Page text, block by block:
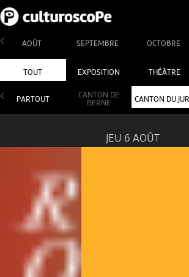
AOÛT SEPTEMBRE OCTOBRE
TOUT EXPOSITION THÉÂTRE
PARTOUT
CANTON DE
BERNE
CANTON DU
JEU 6 AOÛT